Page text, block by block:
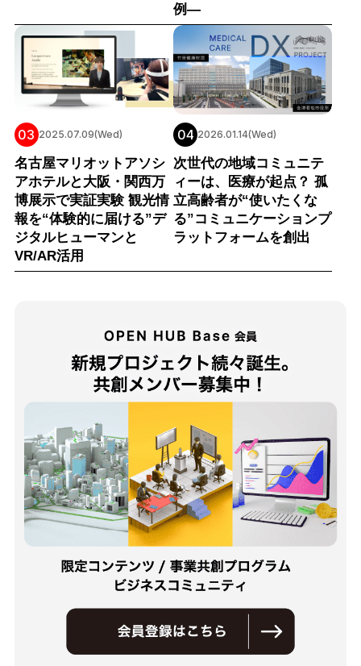
例―
03 2025.07.09(Wed)
名古屋マリオットアソシ
アホテルと大阪・関西万
博展示で実証実験 観光情
報を“体験的に届ける”デ
ジタルヒューマンと
VR/AR活用
04 2026.01.14(Wed)
次世代の地域コミュニテ
ィーは、医療が起点？ 孤
立高齢者が“使いたくな
る”コミュニケーションプ
ラットフォームを創出